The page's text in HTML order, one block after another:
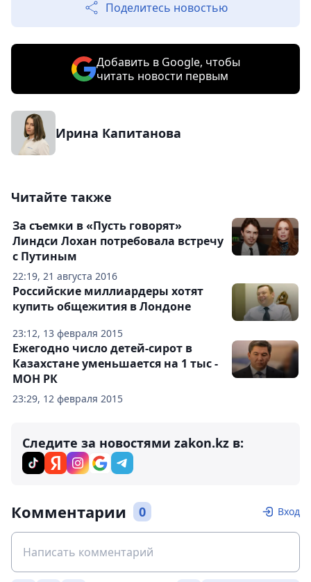
Поделитесь новостью
Добавить в Google, чтобы
читать новости первым
Ирина Капитанова
Читайте также
22:19, 21 августа 2016
За съемки в «Пусть говорят»
Линдси Лохан потребовала встречу
с Путиным
23:12, 13 февраля 2015
Российские миллиардеры хотят
купить общежития в Лондоне
23:29, 12 февраля 2015
Ежегодно число детей-сирот в
Казахстане уменьшается на 1 тыс -
МОН РК
Следите за новостями zakon.kz в:
Комментарии 0 Вход